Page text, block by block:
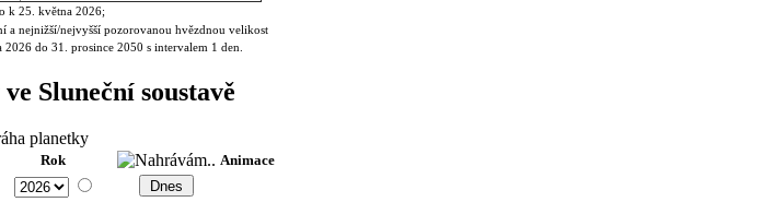
k 25. května 2026;
a nejnižší/nejvyšší pozorovanou hvězdnou velikost
do 31. prosince 2050 s intervalem 1 den.
Sluneční soustavě
Rok Animace